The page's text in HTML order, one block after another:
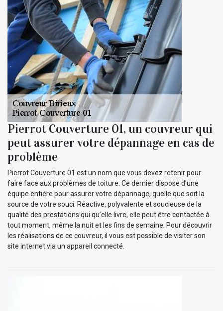
Pierrot Couverture 01, un couvreur qui
peut assurer votre dépannage en cas de
problème
Pierrot Couverture 01 est un nom que vous devez retenir pour
faire face aux problèmes de toiture. Ce dernier dispose d’une
équipe entière pour assurer votre dépannage, quelle que soit la
source de votre souci. Réactive, polyvalente et soucieuse de la
qualité des prestations qui qu’elle livre, elle peut être contactée à
tout moment, même la nuit et les fins de semaine. Pour découvrir
les réalisations de ce couvreur, il vous est possible de visiter son
site internet via un appareil connecté.